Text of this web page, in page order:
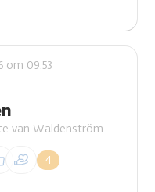
om 09.53
van Waldenström
4
om een
plaatsen